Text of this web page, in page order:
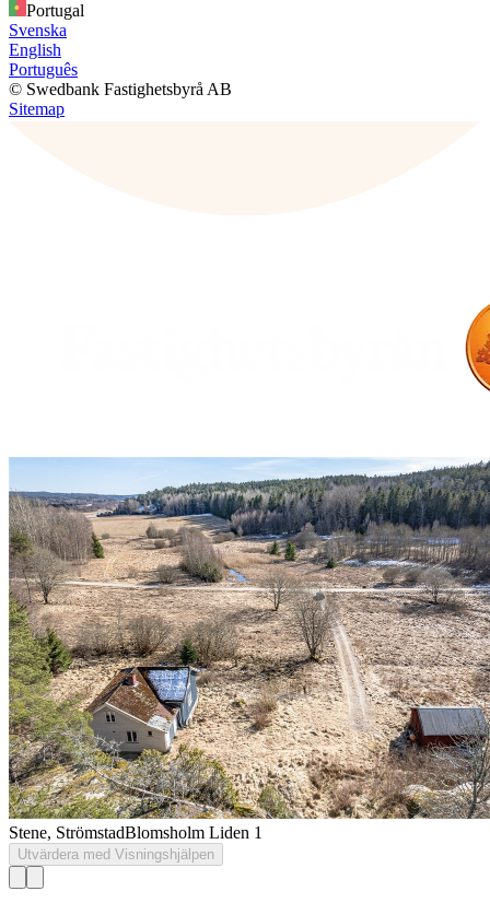
Portugal
Svenska
English
Português
© Swedbank Fastighetsbyrå AB
Sitemap
Stene, StrömstadBlomsholm Liden 1
Utvärdera med Visningshjälpen